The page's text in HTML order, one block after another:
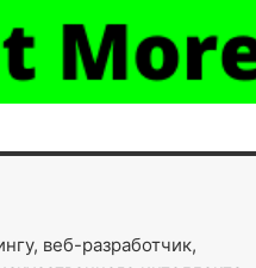
веб-разработчик,